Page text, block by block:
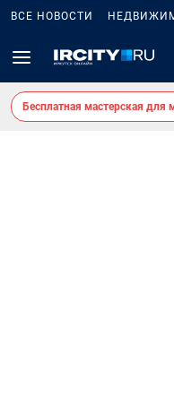
ВСЕ НОВОСТИ
Бесплатная мастерская для